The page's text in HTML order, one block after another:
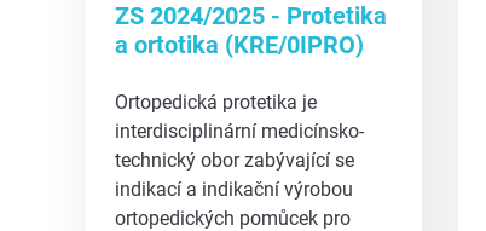
ZS 2024/2025 - Protetika
a ortotika (KRE/0IPRO)
Ortopedická protetika je
interdisciplinární medicínsko-
technický obor zabývající se
indikací a indikační výrobou
ortopedických pomůcek pro